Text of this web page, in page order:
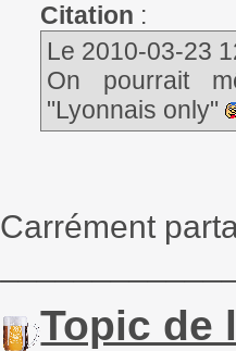
Citation :
Le 2010-03-23
On pourrait
"Lyonnais only"
Carrément
Topic de